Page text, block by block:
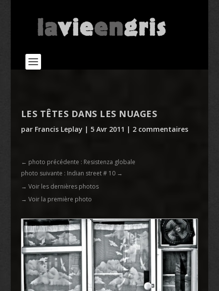
LES TÊTES DANS LES NUAGES
par Francis Leplay | 5 Avr 2011 | 2 commentaires
← photo précédente : Resistenza globale
photo suivante : Indian street # 10→
→ Voir les dernières photos
→ Voir la première photo